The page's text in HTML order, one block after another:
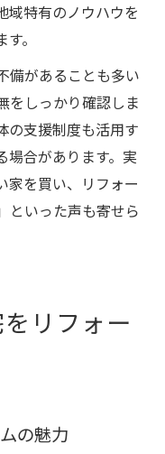
域特有のノウハウを
。
備があることも多い
をしっかり確認しま
の支援制度も活用す
場合があります。実
家を買い、リフォー
といった声も寄せら
リフォー
の魅力